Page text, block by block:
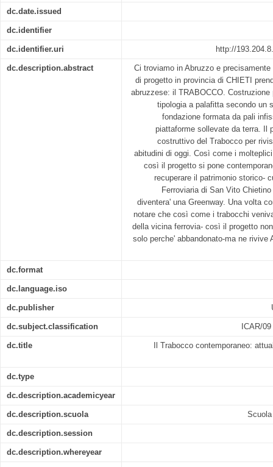
dc.date.issued
dc.identifier
dc.identifier.uri http://
dc.description.abstract
Ci troviamo in Abruzzo e
di progetto in provincia di CHIETI
abruzzese: il TRABOCCO.
tipologia a palafitta secondo un
fondazione formata da pali
piattaforme sollevate da terra. Il
costruttivo del Trabocco per
abitudini di oggi. Così come i
così il progetto si pone
recuperare il patrimonio storico-
Ferroviaria di San Vito
diventera' una Greenway. Una volta
notare che così come i trabocchi
della vicina ferrovia- così il progetto
solo perche' abbandonato-ma ne rivive
dc.format
dc.language.iso
dc.publisher
dc.subject.classification ICAR/
dc.title Il Trabocco contemporaneo:
dc.type
dc.description.academicyear
dc.description.scuola
dc.description.session
dc.description.whereyear